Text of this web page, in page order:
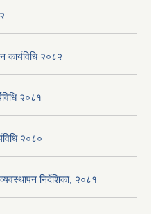
कार्यविधि २०८२
२०८१
२०८०
निर्देशिका, २०८१